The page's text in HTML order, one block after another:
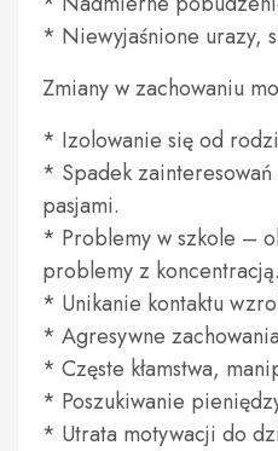
* Niewyjaśnione urazy,
Zmiany w zachowaniu
* Izolowanie się od
* Spadek
pasjami.
* Problemy w szkole –
problemy z koncentracją.
* Unikanie kontaktu
* Agresywne
* Częste kłamstwa,
* Poszukiwanie
* Utrata motywacji do